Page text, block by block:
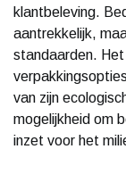
klantbeleving.
aantrekkelijk,
standaarden.
van zijn
mogelijkheid om
inzet voor het